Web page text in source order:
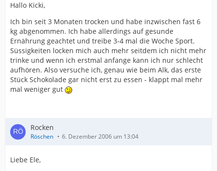
Hallo Kicki,
Ich bin seit 3 Monaten trocken und habe inzwischen fast 6
kg abgenommen. Ich habe allerdings auf gesunde
Ernährung geachtet und treibe 3-4 mal die Woche Sport.
Süssigkeiten locken mich auch mehr seitdem ich nicht mehr
trinke und wenn ich erstmal anfange kann ich nur schlecht
aufhören. Also versuche ich, genau wie beim Alk, das erste
Stück Schokolade gar nicht erst zu essen - klappt mal mehr
mal weniger gut
Rocken
Röschen 6. Dezember 2006 um 13:04
Liebe Ele,